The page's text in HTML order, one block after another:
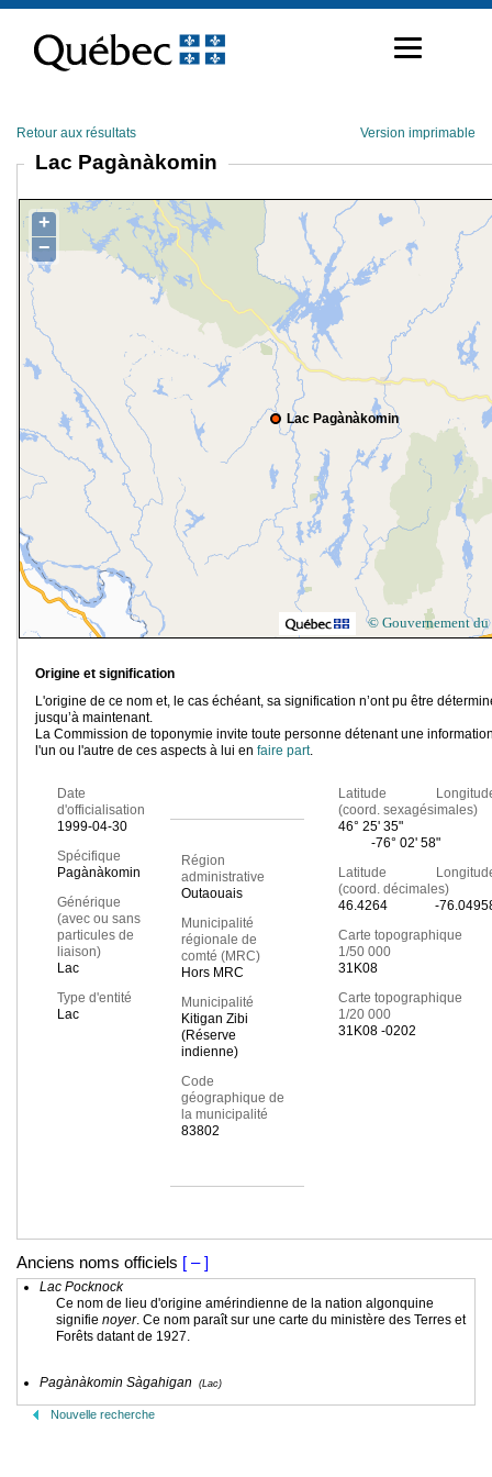
contenu
Retour aux résultats Version imprimable
Lac Pagànàkomin
Lac Pagànàkomin
+
−
© Gouvernement du
Origine et signification
L'origine de ce nom et, le cas échéant, sa signification n’ont pu être
jusqu’à maintenant.
La Commission de toponymie invite toute personne détenant une
l'un ou l'autre de ces aspects à lui en faire part.
Date
d'officialisation
1999-04-30
Spécifique
Pagànàkomin
Générique
(avec ou sans
particules de
liaison)
Lac
Type d'entité
Lac
Région
administrative
Outaouais
Municipalité
régionale de
comté (MRC)
Hors MRC
Municipalité
Kitigan Zibi
(Réserve
indienne)
Code
géographique de
la municipalité
83802
Latitude
(coord. sexagésimales)
46° 25' 35"
-76° 02' 58"
Latitude
(coord. décimales)
46.4264
-
Carte topographique
1/50 000
31K08
Carte topographique
1/20 000
31K08 -0202
Anciens noms officiels [ – ]
Lac Pocknock
Ce nom de lieu d'origine amérindienne de la nation algonquine
signifie noyer. Ce nom paraît sur une carte du ministère des Terres et
Forêts datant de 1927.
Pagànàkomin Sàgahigan (Lac)
Nouvelle recherche